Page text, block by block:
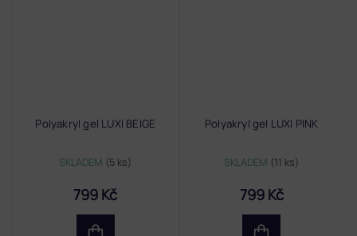
Polyakryl gel LUXI BEIGE
SKLADEM (5 ks)
799 Kč
Polyakryl gel LUXI PINK
SKLADEM (11 ks)
799 Kč